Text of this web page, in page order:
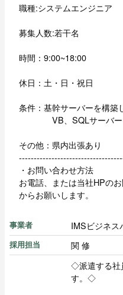
職種:システムエンジニア
募集人数:若干名
時間：9:00~18:00
休日：土・日・祝日
条件：基幹サーバーを構築
VB、SQLサーバー、
その他：県内出張あり
・お問い合わせ方法
お電話、または当社HPの
からお願いします。
事業者 IMSビジネス
採用担当 関 修
◇派遣する社
す。◇